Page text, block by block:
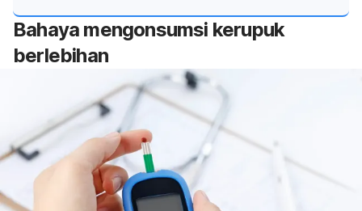
Bahaya mengonsumsi kerupuk
berlebihan